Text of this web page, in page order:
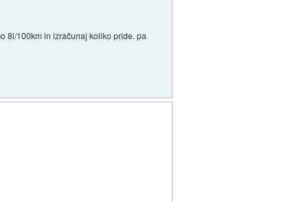
8l/100km in izračunaj koliko pride. pa